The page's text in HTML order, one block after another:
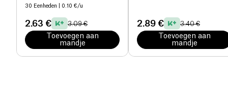
30 Eenheden | 0.10 €/u
2.63 € 3.09 €
Toevoegen aan
mandje
2.89 € 3.40 €
Toevoegen aan
mandje